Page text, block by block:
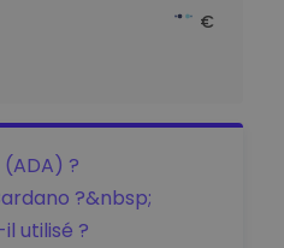
€
?
?&nbsp;
utilisé ?